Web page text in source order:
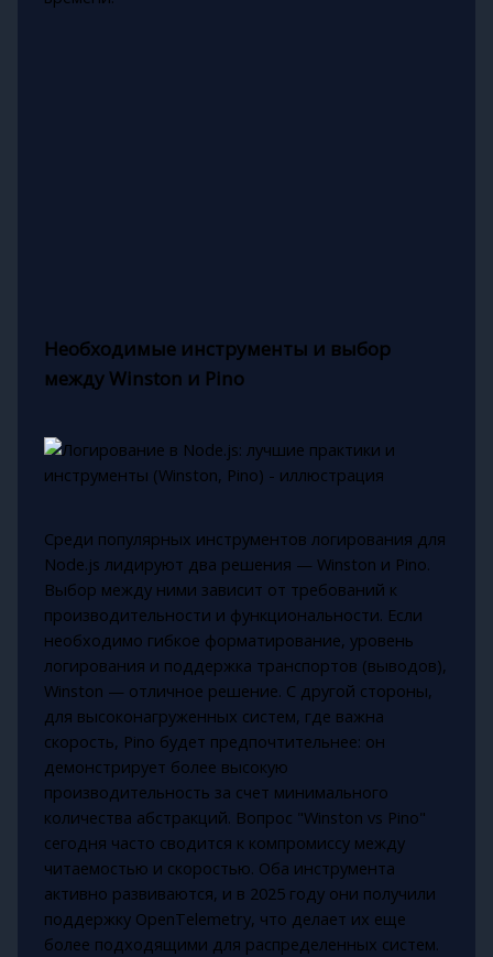
Необходимые инструменты и выбор
между Winston и Pino
Среди популярных инструментов логирования для
Node.js лидируют два решения — Winston и Pino.
Выбор между ними зависит от требований к
производительности и функциональности. Если
необходимо гибкое форматирование, уровень
логирования и поддержка транспортов (выводов),
Winston — отличное решение. С другой стороны,
для высоконагруженных систем, где важна
скорость, Pino будет предпочтительнее: он
демонстрирует более высокую
производительность за счет минимального
количества абстракций. Вопрос "Winston vs Pino"
сегодня часто сводится к компромиссу между
читаемостью и скоростью. Оба инструмента
активно развиваются, и в 2025 году они получили
поддержку OpenTelemetry, что делает их еще
более подходящими для распределенных систем.